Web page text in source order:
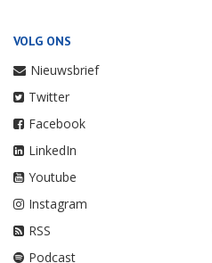
VOLG ONS
Nieuwsbrief
Twitter
Facebook
LinkedIn
Youtube
Instagram
RSS
Podcast